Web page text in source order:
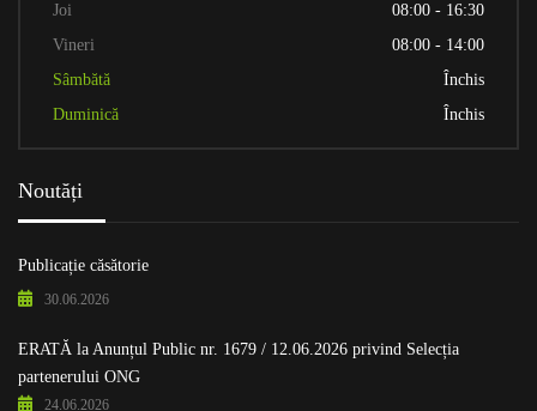
Joi
08:00 - 16:30
Vineri
08:00 - 14:00
Sâmbătă
Închis
Duminică
Închis
Noutăți
Publicație căsătorie
30.06.2026
ERATĂ la Anunțul Public nr. 1679 / 12.06.2026 privind Selecția
partenerului ONG
24.06.2026